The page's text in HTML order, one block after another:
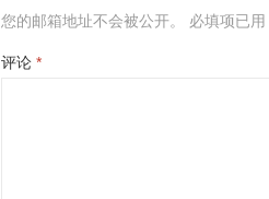
您的邮箱地址不会被公开。 必填项已用
评论 *